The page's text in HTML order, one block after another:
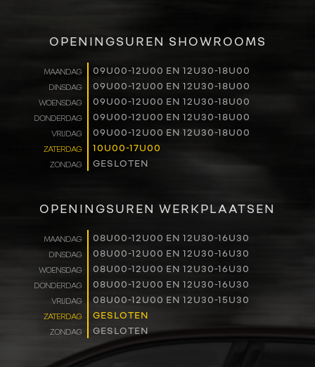
VERKOOP
RENAULT PRO+
NAVERKOOP
VERHUUR
WERKEN BIJ
CONTACT
OPENINGSUREN SHOWROOMS
MAANDAG 09U00-12U00 EN 12U30-18U00
DINSDAG 09U00-12U00 EN 12U30-18U00
WOENSDAG 09U00-12U00 EN 12U30-18U00
DONDERDAG 09U00-12U00 EN 12U30-18U00
VRIJDAG 09U00-12U00 EN 12U30-18U00
ZATERDAG 10U00-17U00
ZONDAG GESLOTEN
OPENINGSUREN WERKPLAATSEN
MAANDAG 08U00-12U00 EN 12U30-16U30
DINSDAG 08U00-12U00 EN 12U30-16U30
WOENSDAG 08U00-12U00 EN 12U30-16U30
DONDERDAG 08U00-12U00 EN 12U30-16U30
VRIJDAG 08U00-12U00 EN 12U30-15U30
ZATERDAG GESLOTEN
ZONDAG GESLOTEN